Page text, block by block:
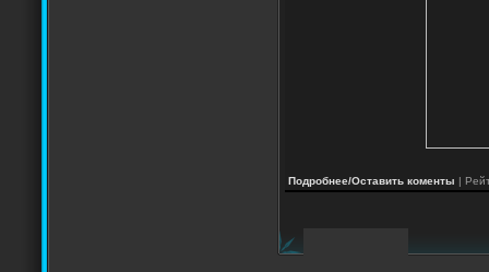
Подробнее/Оставить коменты |